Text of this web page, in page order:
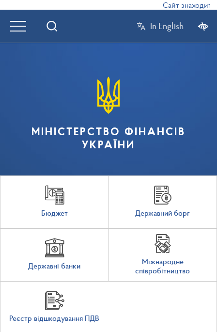
Сайт
In English
МІНІСТЕРСТВО ФІНАНСІВ
УКРАЇНИ
Бюджет Державний борг
Державні банки
Міжнародне
співробітництво
Реєстр відшкодування ПДВ